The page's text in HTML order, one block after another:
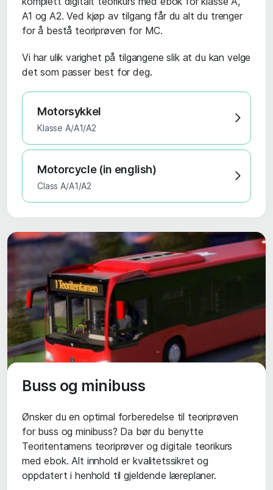
A1 og A2. Ved kjøp av tilgang får du alt du trenger
for å bestå teoriprøven for MC.
Vi har ulik varighet på tilgangene slik at du kan velge
det som passer best for deg.
Motorsykkel
Klasse A/A1/A2
Motorcycle (in english)
Class A/A1/A2
Buss og minibuss
Ønsker du en optimal forberedelse til teoriprøven
for buss og minibuss? Da bør du benytte
Teoritentamens teoriprøver og digitale teorikurs
med ebok. Alt innhold er kvalitetssikret og
oppdatert i henhold til gjeldende læreplaner.